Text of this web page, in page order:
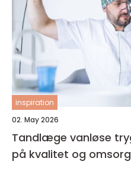
inspiration
02. May 2026
Tandlæge vanløse tryg tandpleje med fokus
på kvalitet og omsorg